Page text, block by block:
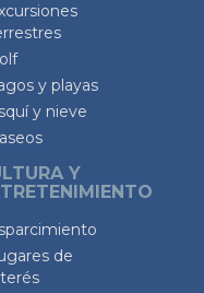
y playas
y nieve
Y
de